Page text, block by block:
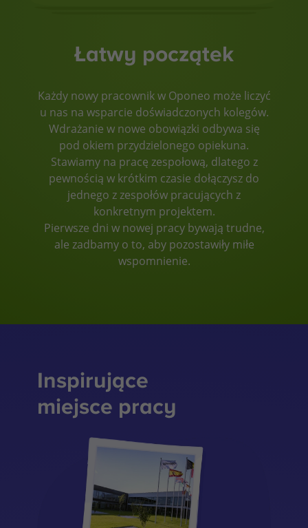
Łatwy początek
Każdy nowy pracownik w Oponeo może liczyć
u nas na wsparcie doświadczonych kolegów.
Wdrażanie w nowe obowiązki odbywa się
pod okiem przydzielonego opiekuna.
Stawiamy na pracę zespołową, dlatego z
pewnością w krótkim czasie dołączysz do
jednego z zespołów pracujących z
konkretnym projektem.
Pierwsze dni w nowej pracy bywają trudne,
ale zadbamy o to, aby pozostawiły miłe
wspomnienie.
Inspirujące
miejsce pracy